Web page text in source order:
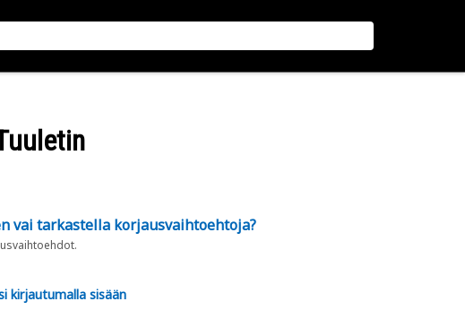
vai tarkastella korjausvaihtoehtoja?
kirjautumalla sisään